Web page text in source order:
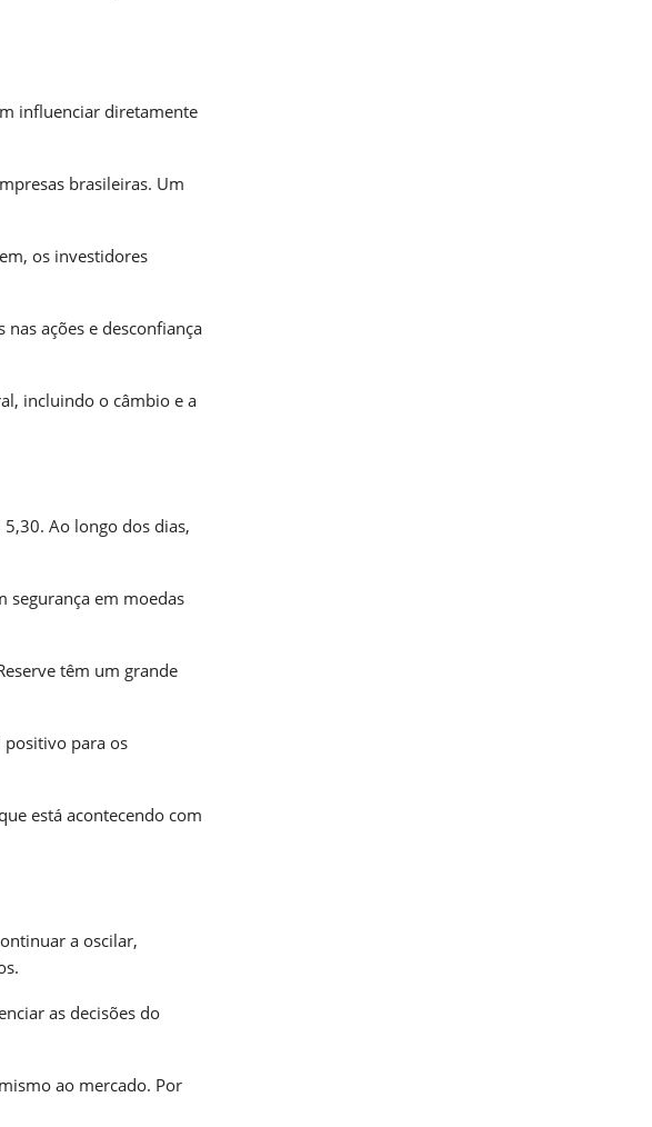
influenciar diretamente
brasileiras. Um
os investidores
ações e desconfiança
incluindo o câmbio e a
Ao longo dos dias,
segurança em moedas
têm um grande
positivo para os
está acontecendo com
a oscilar,
as decisões do
ao mercado. Por